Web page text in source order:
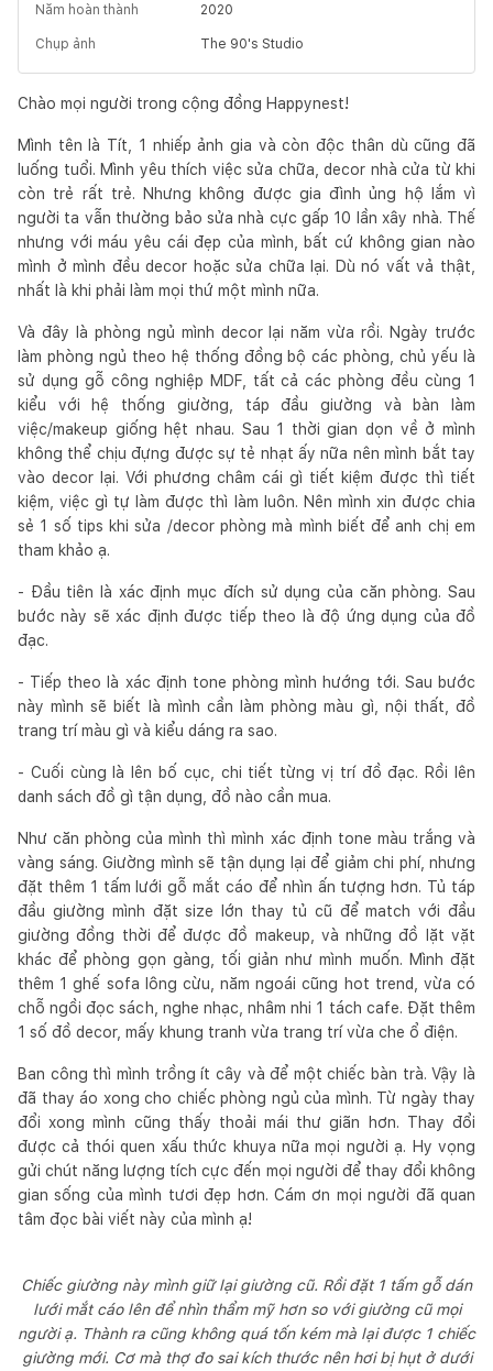
Năm hoàn thành 2020
Chụp ảnh The 90's Studio
Chào mọi người trong cộng đồng Happynest!
Mình tên là Tít, 1 nhiếp ảnh gia và còn độc thân dù cũng đã
luống tuổi. Mình yêu thích việc sửa chữa, decor nhà cửa từ khi
còn trẻ rất trẻ. Nhưng không được gia đình ủng hộ lắm vì
người ta vẫn thường bảo sửa nhà cực gấp 10 lần xây nhà. Thế
nhưng với máu yêu cái đẹp của mình, bất cứ không gian nào
mình ở mình đều decor hoặc sửa chữa lại. Dù nó vất vả thật,
nhất là khi phải làm mọi thứ một mình nữa.
Và đây là phòng ngủ mình decor lại năm vừa rồi. Ngày trước
làm phòng ngủ theo hệ thống đồng bộ các phòng, chủ yếu là
sử dụng gỗ công nghiệp MDF, tất cả các phòng đều cùng 1
kiểu với hệ thống giường, táp đầu giường và bàn làm
việc/makeup giống hệt nhau. Sau 1 thời gian dọn về ở mình
không thể chịu đựng được sự tẻ nhạt ấy nữa nên mình bắt tay
vào decor lại. Với phương châm cái gì tiết kiệm được thì tiết
kiệm, việc gì tự làm được thì làm luôn. Nên mình xin được chia
sẻ 1 số tips khi sửa /decor phòng mà mình biết để anh chị em
tham khảo ạ.
- Đầu tiên là xác định mục đích sử dụng của căn phòng. Sau
bước này sẽ xác định được tiếp theo là độ ứng dụng của đồ
đạc.
- Tiếp theo là xác định tone phòng mình hướng tới. Sau bước
này mình sẽ biết là mình cần làm phòng màu gì, nội thất, đồ
trang trí màu gì và kiểu dáng ra sao.
- Cuối cùng là lên bố cục, chi tiết từng vị trí đồ đạc. Rồi lên
danh sách đồ gì tận dụng, đồ nào cần mua.
Như căn phòng của mình thì mình xác định tone màu trắng và
vàng sáng. Giường mình sẽ tận dụng lại để giảm chi phí, nhưng
đặt thêm 1 tấm lưới gỗ mắt cáo để nhìn ấn tượng hơn. Tủ táp
đầu giường mình đặt size lớn thay tủ cũ để match với đầu
giường đồng thời để được đồ makeup, và những đồ lặt vặt
khác để phòng gọn gàng, tối giản như mình muốn. Mình đặt
thêm 1 ghế sofa lông cừu, năm ngoái cũng hot trend, vừa có
chỗ ngồi đọc sách, nghe nhạc, nhâm nhi 1 tách cafe. Đặt thêm
1 số đồ decor, mấy khung tranh vừa trang trí vừa che ổ điện.
Ban công thì mình trồng ít cây và để một chiếc bàn trà. Vậy là
đã thay áo xong cho chiếc phòng ngủ của mình. Từ ngày thay
đổi xong mình cũng thấy thoải mái thư giãn hơn. Thay đổi
được cả thói quen xấu thức khuya nữa mọi người ạ. Hy vọng
gửi chút năng lượng tích cực đến mọi người để thay đổi không
gian sống của mình tươi đẹp hơn. Cám ơn mọi người đã quan
tâm đọc bài viết này của mình ạ!
Chiếc giường này mình giữ lại giường cũ. Rồi đặt 1 tấm gỗ dán
lưới mắt cáo lên để nhìn thẩm mỹ hơn so với giường cũ mọi
người ạ. Thành ra cũng không quá tốn kém mà lại được 1 chiếc
giường mới. Cơ mà thợ đo sai kích thước nên hơi bị hụt ở dưới